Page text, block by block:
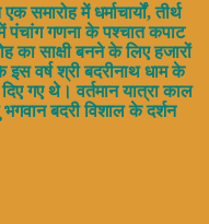
में धर्माचार्यों, तीर्थ
पंचांग गणना के पश्चात कपाट
का साक्षी बनने के लिए हजारों
वर्ष श्री बदरीनाथ धाम के
गए थे। वर्तमान यात्रा काल
बदरी विशाल के दर्शन